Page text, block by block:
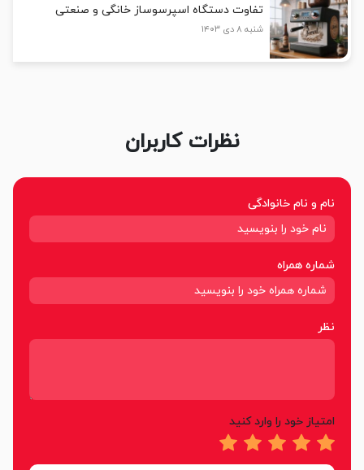
تفاوت دستگاه اسپرسوساز خانگی و صنعتی
شنبه ۸ دی ۱۴۰۳
نظرات کاربران
نام و نام خانوادگی
شماره همراه
نظر
امتیاز خود را وارد کنید